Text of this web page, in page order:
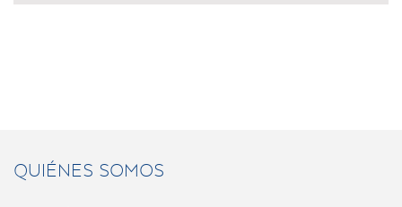
QUIÉNES SOMOS